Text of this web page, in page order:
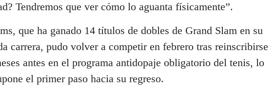
Tendremos que ver cómo lo aguanta físicamente”.
que ha ganado 14 títulos de dobles de Grand Slam en su
carrera, pudo volver a competir en febrero tras reinscribirse
antes en el programa antidopaje obligatorio del tenis, lo
el primer paso hacia su regreso.